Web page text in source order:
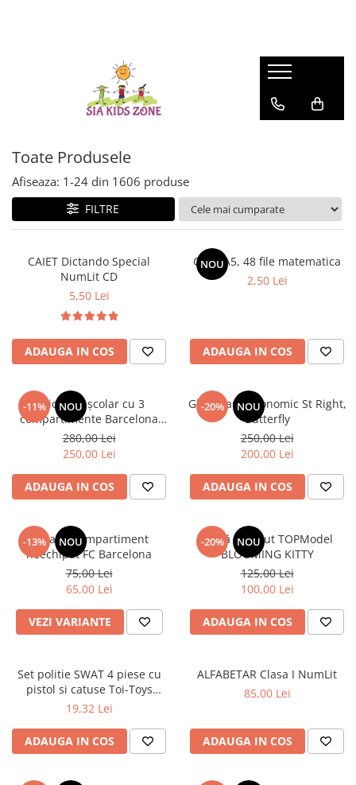
HUNTRIX K-POP
Accesorii Beauty
Prosop de baie
Patururi Baieti
Accesorii pentru petrecere
Umbrele
Toate Produsele
Afiseaza: 1-24 din 1606 produse
FILTRE
CAIET Dictando Special
NumLit CD
5,50 Lei
ADAUGA IN COS
NOU
Caiet A5, 48 file matematica
2,50 Lei
ADAUGA IN COS
-11% NOU
Ghiozdan școlar cu 3
compartimente Barcelona
AB340 Astrabag albastru/rosu
280,00 Lei
250,00 Lei
ADAUGA IN COS
-20% NOU
Ghiozdan ergonomic St Right,
Butterfly
250,00 Lei
200,00 Lei
ADAUGA IN COS
-13% NOU
Penar 1 compartiment
neechipat FC Barcelona
75,00 Lei
65,00 Lei
VEZI VARIANTE
-20% NOU
Sticlă de băut TOPModel
BLOOMING KITTY
125,00 Lei
100,00 Lei
ADAUGA IN COS
Set politie SWAT 4 piese cu
pistol si catuse Toi-Toys
TT14150A
19,32 Lei
ADAUGA IN COS
ALFABETAR Clasa I NumLit
85,00 Lei
ADAUGA IN COS